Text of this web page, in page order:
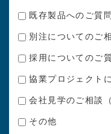
既存製品へのご質問
別注についてのご
採用についてのご
協業プロジェクト
会社見学のご相談
その他